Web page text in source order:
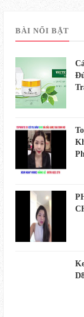
BÀI NỔI BẬT